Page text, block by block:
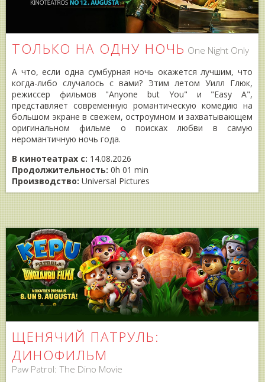
ТОЛЬКО НА ОДНУ НОЧЬ One Night Only
А что, если одна сумбурная ночь окажется лучшим, что
когда-либо случалось с вами? Этим летом Уилл Глюк,
режиссер фильмов "Anyone but You" и "Easy А",
представляет современную романтическую комедию на
большом экране в свежем, остроумном и захватывающем
оригинальном фильме о поисках любви в самую
неромантичную ночь года.
В кинотеатрах с: 14.08.2026
Продолжительность: 0h 01 min
Производство: Universal Pictures
ЩЕНЯЧИЙ ПАТРУЛЬ:
ДИНОФИЛЬМ
Paw Patrol: The Dino Movie